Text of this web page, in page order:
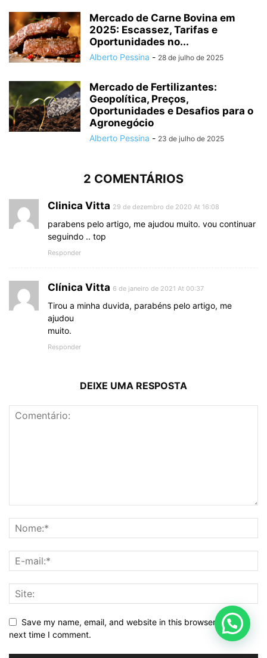
Mercado de Carne Bovina em
2025: Escassez, Tarifas e
Oportunidades no...
Alberto Pessina - 28 de julho de 2025
Mercado de Fertilizantes:
Geopolítica, Preços,
Oportunidades e Desafios para o
Agronegócio
Alberto Pessina - 23 de julho de 2025
2 COMENTÁRIOS
Clinica Vitta 29 de dezembro de 2020 At 16:08
parabens pelo artigo, me ajudou muito. vou continuar
seguindo .. top
Responder
Clínica Vitta 6 de janeiro de 2021 At 00:37
Tirou a minha duvida, parabéns pelo artigo, me
ajudou
muito.
Responder
DEIXE UMA RESPOSTA
Save my name, email, and website in this browser for the
next time I comment.